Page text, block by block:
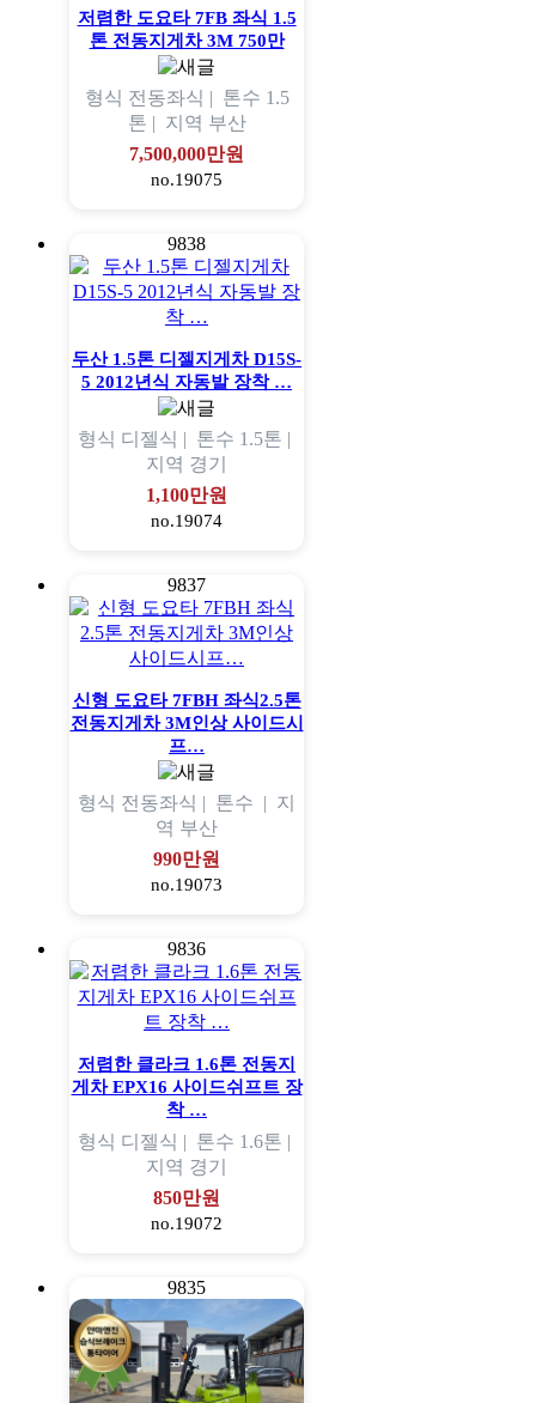
저렴한 도요타 7FB 좌식 1.5
톤 전동지게차 3M 750만
형식 전동좌식 | 톤수 1.5
톤 | 지역 부산
7,500,000만원
no.19075
9838
두산 1.5톤 디젤지게차 D15S-
5 2012년식 자동발 장착 …
형식 디젤식 | 톤수 1.5톤 |
지역 경기
1,100만원
no.19074
9837
신형 도요타 7FBH 좌식2.5톤
전동지게차 3M인상 사이드시
프…
형식 전동좌식 | 톤수 | 지
역 부산
990만원
no.19073
9836
저렴한 클라크 1.6톤 전동지
게차 EPX16 사이드쉬프트 장
착 …
형식 디젤식 | 톤수 1.6톤 |
지역 경기
850만원
no.19072
9835